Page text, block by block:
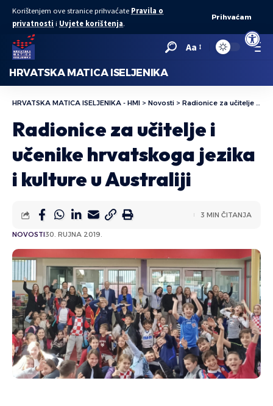
Open
Korištenjem ove stranice prihvaćate Pravila o
privatnosti i Uvjete korištenja.
Prihvaćam
Aa
HRVATSKA MATICA ISELJENIKA
HRVATSKA MATICA ISELJENIKA - HMI > Novosti > Radionice za učitelje i učenike hrvatskoga jezika i kulture u Australiji
Radionice za učitelje i
učenike hrvatskoga jezika
i kulture u Australiji
NOVOSTI30. RUJNA 2019.
3 MIN ČITANJA